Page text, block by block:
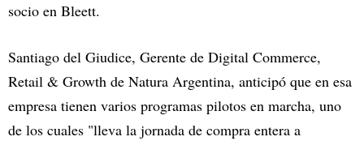
socio en Bleett.
Santiago del Giudice, Gerente de Digital Commerce,
Retail & Growth de Natura Argentina, anticipó que en esa
empresa tienen varios programas pilotos en marcha, uno
de los cuales "lleva la jornada de compra entera a